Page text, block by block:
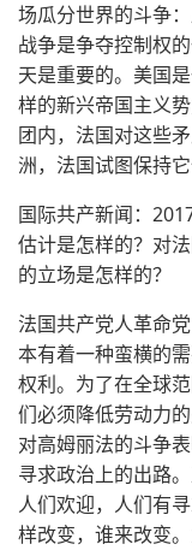
场瓜分世界的斗争
战争是争夺控制权
天是重要的。美国
样的新兴帝国主义
团内，法国对这些
洲，法国试图保持
国际共产新闻：
估计是怎样的？对
的立场是怎样的？
法国共产党人革命
本有着一种蛮横的
权利。为了在全球
们必须降低劳动力
对高姆丽法的斗争
寻求政治上的出路
人们欢迎，人们有
样改变，谁来改变